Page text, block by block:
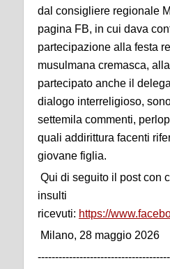
dal consigliere regionale
pagina FB, in cui dava
partecipazione alla festa
musulmana cremasca,
partecipato anche il
dialogo interreligioso,
settemila commenti,
quali addirittura facenti
giovane figlia.
Qui di seguito il post con
insulti
ricevuti: https://
Milano, 28 maggio 2026